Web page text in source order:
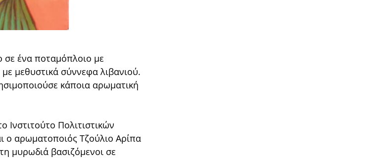
ένα ποταμόπλοιο με
μεθυστικά σύννεφα λιβανιού.
κάποια αρωματική
Πολιτιστικών
ο αρωματοποιός Τζούλιο Αρίπα
μυρωδιά βασιζόμενοι σε